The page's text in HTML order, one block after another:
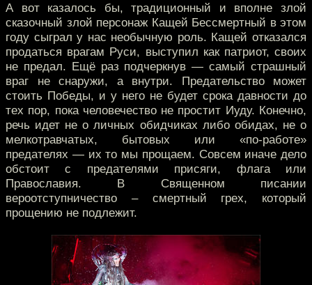
А вот казалось бы, традиционный и вполне злой
сказочный злой персонаж Кащей Бессмертный в этом
году сыграл у нас необычную роль. Кащей отказался
продаться врагам Руси, выступил как патриот, своих
не предал. Ещё раз подчеркнув — самый страшный
враг не снаружи, а внутри. Предательство может
стоить Победы, и у него не будет срока давности до
тех пор, пока человечество не простит Иуду. Конечно,
речь идет не о личных обидчиках либо обидах, не о
мелкотравчатых, бытовых или «по-работе»
предателях — их то мы прощаем. Совсем иначе дело
обстоит с предателями присяги, флага или
Православия. В Священном писании
вероотступничество – смертный грех, который
прощению не подлежит.